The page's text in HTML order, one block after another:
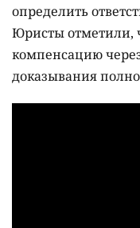
определить
Юристы отметили,
компенсацию
доказывания